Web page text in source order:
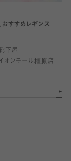
おすすめレギンス
下屋
オンモール橿原店